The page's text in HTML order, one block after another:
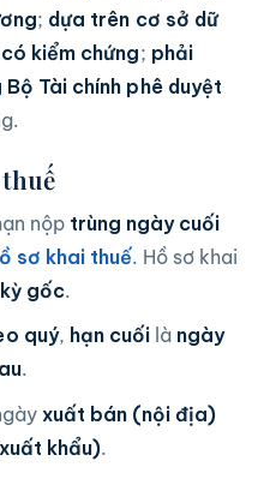
; dựa trên cơ sở dữ
kiểm chứng; phải
Tài chính phê duyệt
nộp trùng ngày cuối
sơ khai thuế. Hồ sơ khai
gốc.
quý, hạn cuối là ngày
.
xuất bán (nội địa)
khẩu).